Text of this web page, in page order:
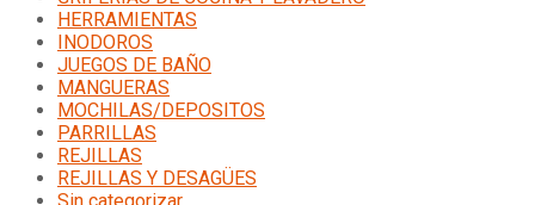
HERRAMIENTAS
INODOROS
JUEGOS DE BAÑO
MANGUERAS
MOCHILAS/DEPOSITOS
PARRILLAS
REJILLAS
REJILLAS Y DESAGÜES
Sin categorizar